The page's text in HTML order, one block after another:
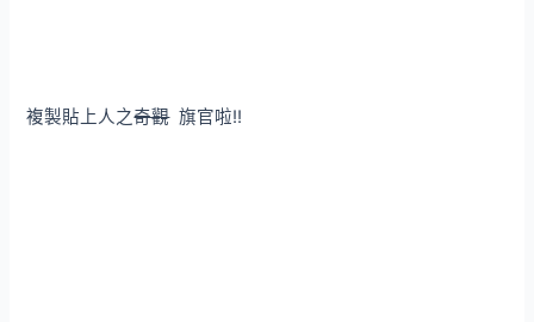
複製貼上人之奇觀旗官啦!!